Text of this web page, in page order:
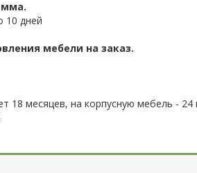
10 дней
мебели на заказ.
18 месяцев, на корпусную мебель - 24